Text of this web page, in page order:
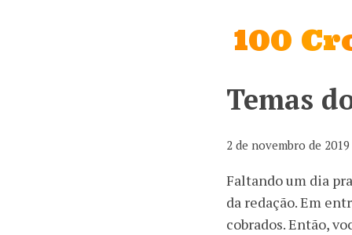
100
Temas
2 de novembro de 2019
Faltando um dia
da redação. Em
cobrados. Então,